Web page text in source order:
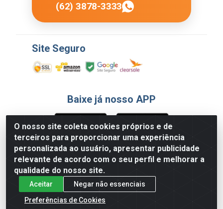
O nosso site coleta cookies próprios e de
terceiros para proporcionar uma experiência
personalizada ao usuário, apresentar publicidade
relevante de acordo com o seu perfil e melhorar a
qualidade do nosso site.
Aceitar
Negar não essenciais
Preferências de Cookies
(62) 3878-3333
Site Seguro
Baixe já nosso APP
Formas de Pagamento